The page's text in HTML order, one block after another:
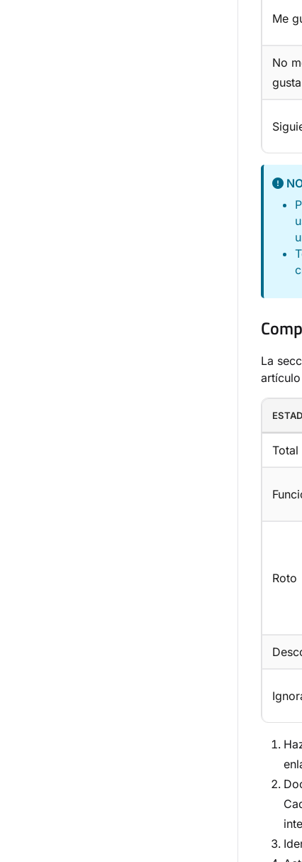
Me
No
gusta
La
Total
Roto